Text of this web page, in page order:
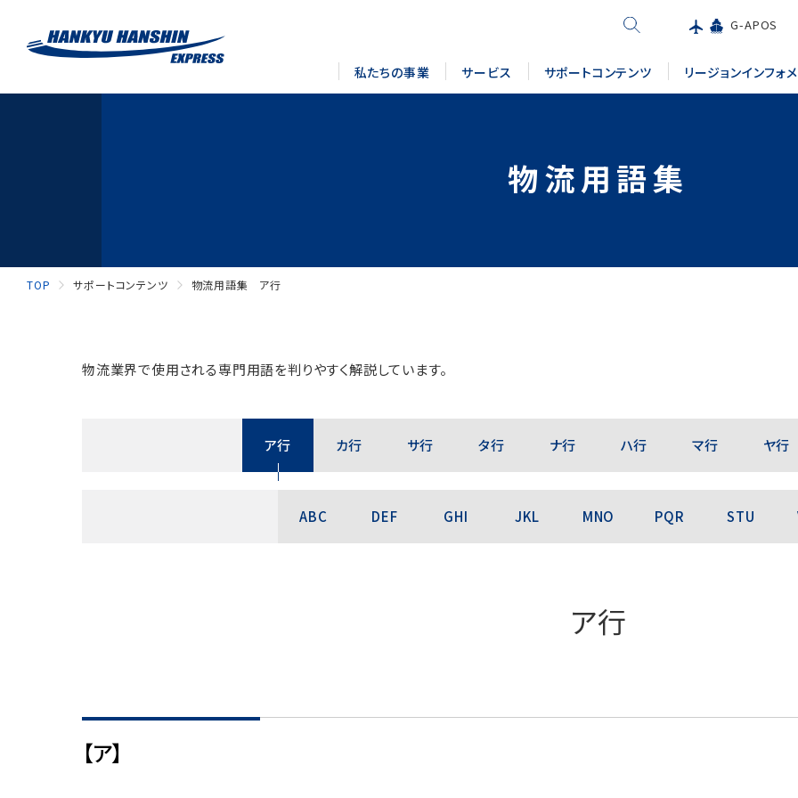
G-APOS
私たちの事業 サービス サポートコンテンツ リージョンインフォ
物流用語集
TOP サポートコンテンツ 物流用語集 ア行
物流業界で使用される専門用語を判りやすく解説しています。
ア行 カ行 サ行 タ行 ナ行 ハ行 マ行 ヤ行
ABC DEF GHI JKL MNO PQR STU
ア行
【ア】